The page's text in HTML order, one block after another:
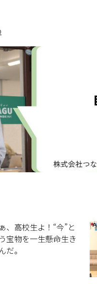
、高校生よ！“今”と
宝物を一生懸命生き
だ。